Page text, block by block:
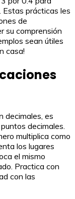
prácticas les
de
su comprensión
sean útiles
casa!
decimales, es
decimales.
multiplica como
los lugares
el mismo
Practica con
con las